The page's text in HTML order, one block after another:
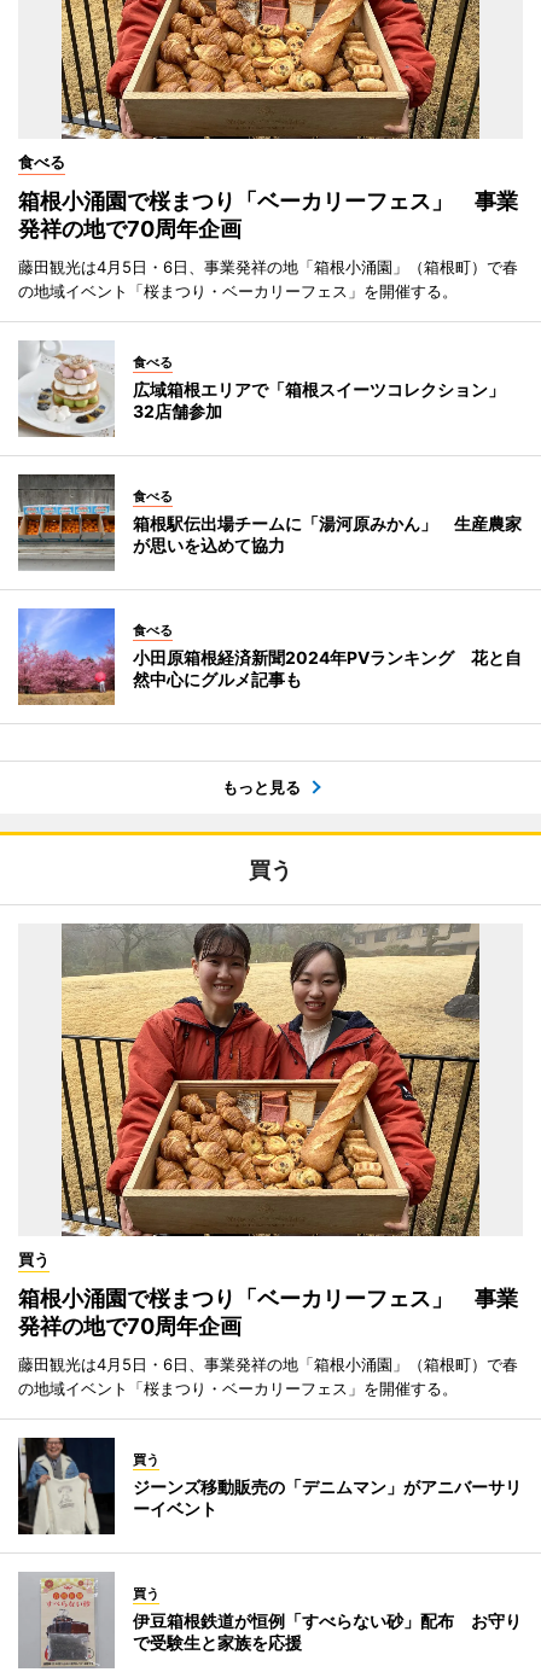
食べる
箱根小涌園で桜まつり「ベーカリーフェス」 事業
発祥の地で70周年企画
藤田観光は4月5日・6日、事業発祥の地「箱根小涌園」（箱根町）で春
の地域イベント「桜まつり・ベーカリーフェス」を開催する。
食べる
広域箱根エリアで「箱根スイーツコレクション」
32店舗参加
食べる
箱根駅伝出場チームに「湯河原みかん」 生産農家
が思いを込めて協力
食べる
小田原箱根経済新聞2024年PVランキング 花と自
然中心にグルメ記事も
もっと見る
買う
買う
箱根小涌園で桜まつり「ベーカリーフェス」 事業
発祥の地で70周年企画
藤田観光は4月5日・6日、事業発祥の地「箱根小涌園」（箱根町）で春
の地域イベント「桜まつり・ベーカリーフェス」を開催する。
買う
ジーンズ移動販売の「デニムマン」がアニバーサリ
ーイベント
買う
伊豆箱根鉄道が恒例「すべらない砂」配布 お守り
で受験生と家族を応援